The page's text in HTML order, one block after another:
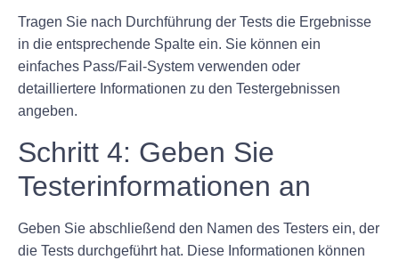
Tragen Sie nach Durchführung der Tests die Ergebnisse
in die entsprechende Spalte ein. Sie können ein
einfaches Pass/Fail-System verwenden oder
detailliertere Informationen zu den Testergebnissen
angeben.
Schritt 4: Geben Sie
Testerinformationen an
Geben Sie abschließend den Namen des Testers ein, der
die Tests durchgeführt hat. Diese Informationen können